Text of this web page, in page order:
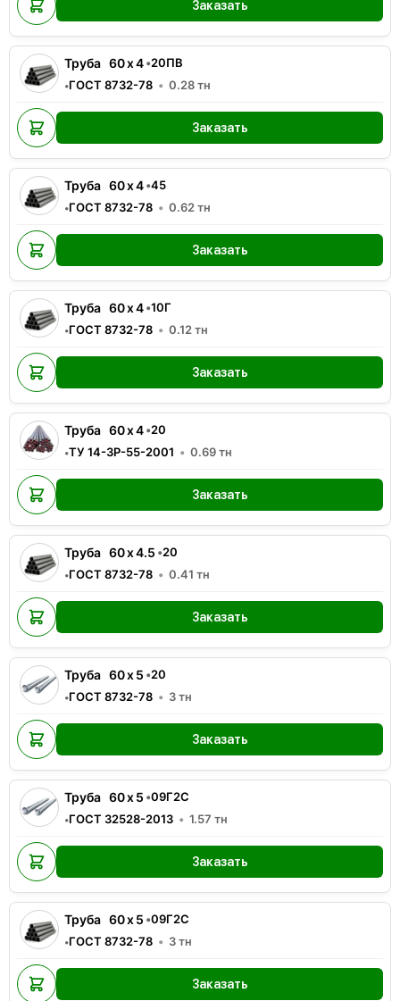
Заказать
Труба 60x4•20ПВ
•ГОСТ 8732-78 0.28тн
Заказать
Труба 60x4•45
•ГОСТ 8732-78 0.62 тн
Заказать
Труба 60x4•10Г
•ГОСТ 8732-78 0.12 тн
Заказать
Труба 60x4•20
•ТУ 14-3Р-55-2001 0.69тн
Заказать
Труба 60x4.5 •20
•ГОСТ 8732-78 0.41 тн
Заказать
Труба 60x5 •20
•ГОСТ 8732-78 3тн
Заказать
Труба 60x5 •09Г2С
•ГОСТ 32528-2013 1.57 тн
Заказать
Труба 60x5 •09Г2С
•ГОСТ 8732-78 3тн
Заказать